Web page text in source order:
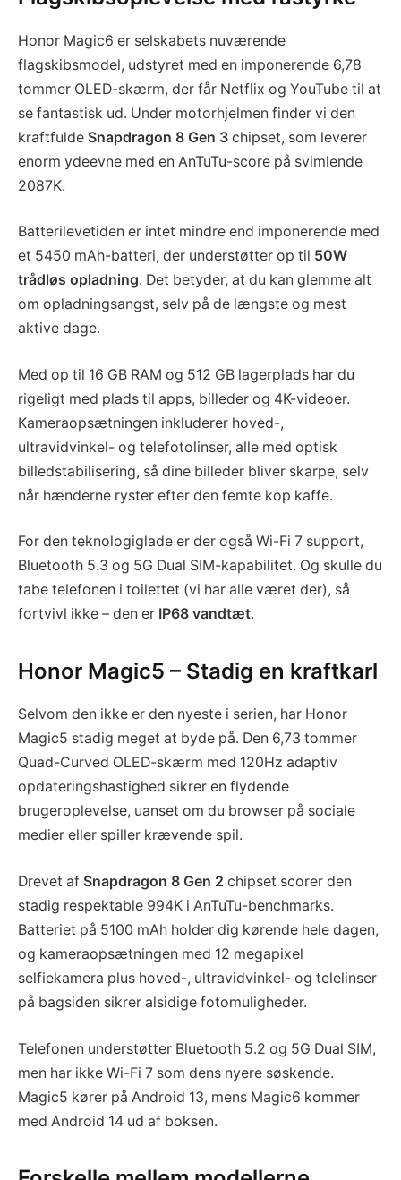
Honor Magic6 er selskabets nuværende
flagskibsmodel, udstyret med en imponerende 6,78
tommer OLED-skærm, der får Netflix og YouTube til at
se fantastisk ud. Under motorhjelmen finder vi den
kraftfulde Snapdragon 8 Gen 3 chipset, som leverer
enorm ydeevne med en AnTuTu-score på svimlende
2087K.
Batterilevetiden er intet mindre end imponerende med
et 5450 mAh-batteri, der understøtter op til 50W
trådløs opladning. Det betyder, at du kan glemme alt
om opladningsangst, selv på de længste og mest
aktive dage.
Med op til 16 GB RAM og 512 GB lagerplads har du
rigeligt med plads til apps, billeder og 4K-videoer.
Kameraopsætningen inkluderer hoved-,
ultravidvinkel- og telefotolinser, alle med optisk
billedstabilisering, så dine billeder bliver skarpe, selv
når hænderne ryster efter den femte kop kaffe.
For den teknologiglade er der også Wi-Fi 7 support,
Bluetooth 5.3 og 5G Dual SIM-kapabilitet. Og skulle du
tabe telefonen i toilettet (vi har alle været der), så
fortvivl ikke – den er IP68 vandtæt.
Honor Magic5 – Stadig en kraftkarl
Selvom den ikke er den nyeste i serien, har Honor
Magic5 stadig meget at byde på. Den 6,73 tommer
Quad-Curved OLED-skærm med 120Hz adaptiv
opdateringshastighed sikrer en flydende
brugeroplevelse, uanset om du browser på sociale
medier eller spiller krævende spil.
Drevet af Snapdragon 8 Gen 2 chipset scorer den
stadig respektable 994K i AnTuTu-benchmarks.
Batteriet på 5100 mAh holder dig kørende hele dagen,
og kameraopsætningen med 12 megapixel
selfiekamera plus hoved-, ultravidvinkel- og telelinser
på bagsiden sikrer alsidige fotomuligheder.
Telefonen understøtter Bluetooth 5.2 og 5G Dual SIM,
men har ikke Wi-Fi 7 som dens nyere søskende.
Magic5 kører på Android 13, mens Magic6 kommer
med Android 14 ud af boksen.